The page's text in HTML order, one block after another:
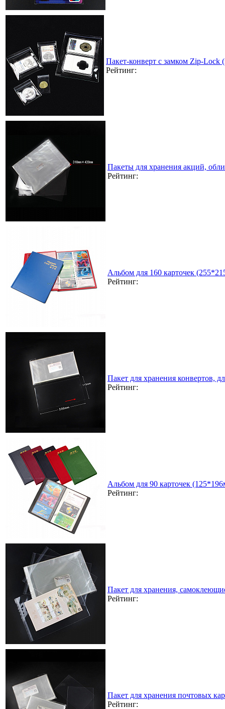
Пакет-конверт с замком Zip-
Рейтинг:
Пакеты для хранения акций,
Рейтинг:
Альбом для 160 карточек
Рейтинг:
Пакет для хранения конвертов,
Рейтинг:
Альбом для 90 карточек
Рейтинг:
Пакет для хранения,
Рейтинг:
Пакет для хранения почтовых
Рейтинг: